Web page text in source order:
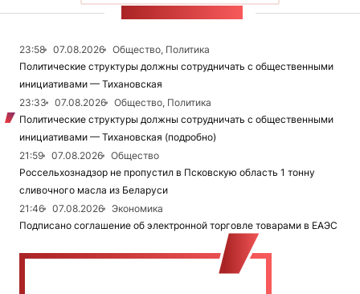
23:58 07.08.2026
Общество, Политика
Политические структуры должны сотрудничать с общественными
инициативами — Тихановская
23:33
07.08.2026
Общество, Политика
Политические структуры должны сотрудничать с общественными
инициативами — Тихановская (подробно)
21:59
07.08.2026
Общество
Россельхознадзор не пропустил в Псковскую область 1 тонну
сливочного масла из Беларуси
21:46
07.08.2026
Экономика
Подписано соглашение об электронной торговле товарами в ЕАЭС